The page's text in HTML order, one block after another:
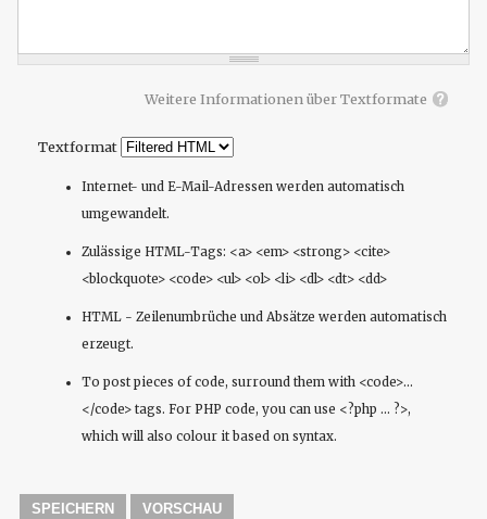
Weitere Informationen über Textformate
Textformat
Internet- und E-Mail-Adressen werden automatisch
umgewandelt.
Zulässige HTML-Tags: <a> <em> <strong> <cite>
<blockquote> <code> <ul> <ol> <li> <dl> <dt> <dd>
HTML - Zeilenumbrüche und Absätze werden automatisch
erzeugt.
To post pieces of code, surround them with <code>...
</code> tags. For PHP code, you can use <?php ... ?>,
which will also colour it based on syntax.